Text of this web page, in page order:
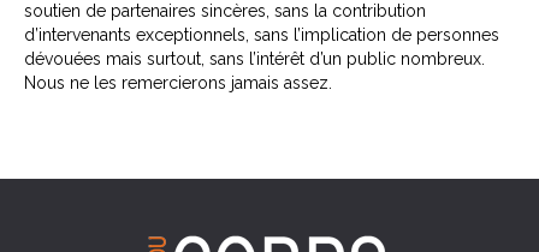
soutien de partenaires sincères, sans la contribution
d’intervenants exceptionnels, sans l’implication de personnes
dévouées mais surtout, sans l’intérêt d’un public nombreux.
Nous ne les remercierons jamais assez.